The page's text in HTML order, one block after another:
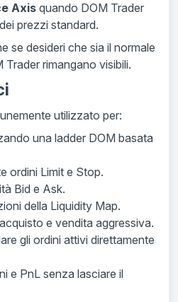
Axis quando DOM Trader
prezzi standard.
se desideri che sia il normale
Trader rimangano visibili.
utilizzato per:
una ladder DOM basata
ordini Limit e Stop.
Bid e Ask.
della Liquidity Map.
e vendita aggressiva.
gli ordini attivi direttamente
e PnL senza lasciare il